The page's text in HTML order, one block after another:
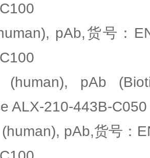
pAb,货号：
(human), pAb
ALX-210-443B-C050
pAb,货号：